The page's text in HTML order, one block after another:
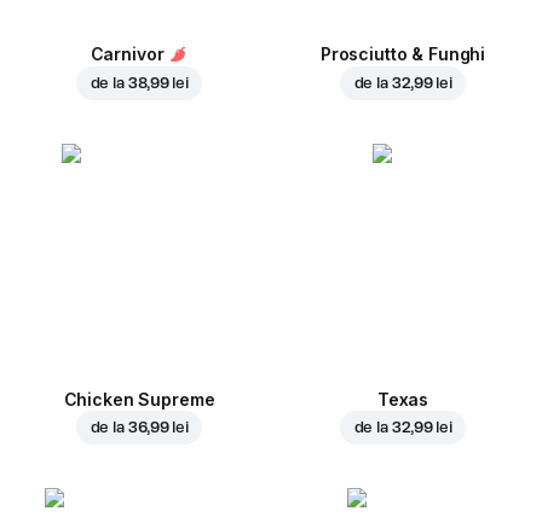
Carnivor
de la 38,99 lei
Prosciutto & Funghi
de la 32,99 lei
Chicken Supreme
de la 36,99 lei
Texas
de la 32,99 lei